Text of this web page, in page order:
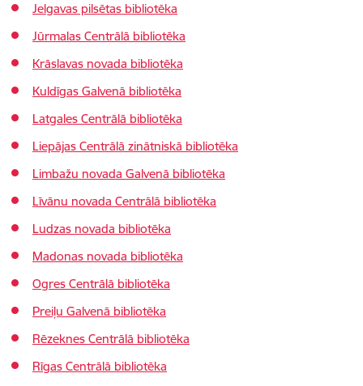
Jelgavas pilsētas bibliotēka
Jūrmalas Centrālā bibliotēka
Krāslavas novada bibliotēka
Kuldīgas Galvenā bibliotēka
Latgales Centrālā bibliotēka
Liepājas Centrālā zinātniskā bibliotēka
Limbažu novada Galvenā bibliotēka
Līvānu novada Centrālā bibliotēka
Ludzas novada bibliotēka
Madonas novada bibliotēka
Ogres Centrālā bibliotēka
Preiļu Galvenā bibliotēka
Rēzeknes Centrālā bibliotēka
Rīgas Centrālā bibliotēka